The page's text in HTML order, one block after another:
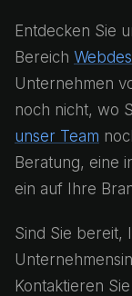
Entdecken Sie
Bereich
Unternehmen
noch nicht, wo
unser Team
Beratung, eine
ein auf Ihre
Sind Sie bereit,
Kontaktieren